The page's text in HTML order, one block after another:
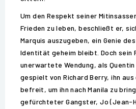
Um den Respekt seiner
Frieden zu leben, beschließt er,
Marquis auszugeben, ein Genie
Identität geheim bleibt. Doch sein
unerwartete Wendung, als
gespielt von Richard Berry, ihn aus
befreit, um ihn nach Manila zu
gefürchteter Gangster, Jo (Jean-